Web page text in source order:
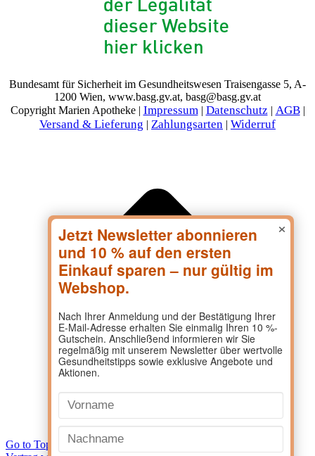
Bundesamt für Sicherheit im Gesundheitswesen Traisengasse 5, A-
1200 Wien, www.basg.gv.at, basg@basg.gv.at
Copyright Marien Apotheke | Impressum | Datenschutz | AGB|
Versand & Lieferung | Zahlungsarten | Widerruf
Go to Top
×